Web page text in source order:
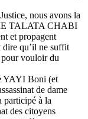
nous avons la
TALATA CHABI
et propagent
dire qu’il ne suffit
pour vouloir du
YAYI Boni (et
de dame
participé à la
des citoyens